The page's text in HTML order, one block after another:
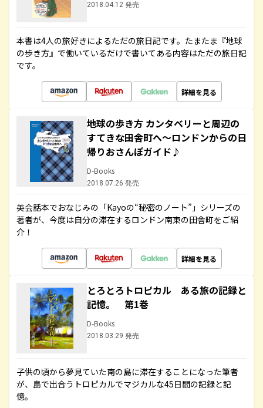
2018.04.12 発売
本書は4人の旅好きによるただの旅日記です。たまたま『地球
の歩き方』で働いているだけで書いてある内容はただの旅日記
です。
詳細を見る
地球の歩き方 カンタベリーと周辺の
すてきな田舎町へ～ロンドンからの日
帰りおさんぽガイド♪
D-Books
2018.07.26 発売
英会話本でおなじみの「Kayoの“秘密のノート”」シリーズの
著者が、今度は自分の滞在するロンドン南東の田舎町をご紹
介！
詳細を見る
とろとろトロピカル ある旅の記録と
記憶。 第1巻
D-Books
2018.03.29 発売
子供の頃から夢見ていた南の島に滞在することになった筆者
が、島で出合うトロピカルでマジカルな45日間の記録と記
憶。